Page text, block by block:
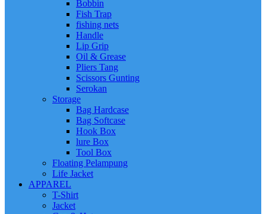
Bobbin
Fish Trap
fishing nets
Handle
Lip Grip
Oil & Grease
Pliers Tang
Scissors Gunting
Serokan
Storage
Bag Hardcase
Bag Softcase
Hook Box
lure Box
Tool Box
Floating Pelampung
Life Jacket
APPAREL
T-Shirt
Jacket